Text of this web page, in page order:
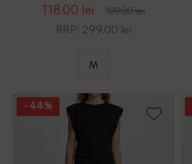
118.00 lei 189.00 lei
RRP: 299.00 lei
M
- 44%